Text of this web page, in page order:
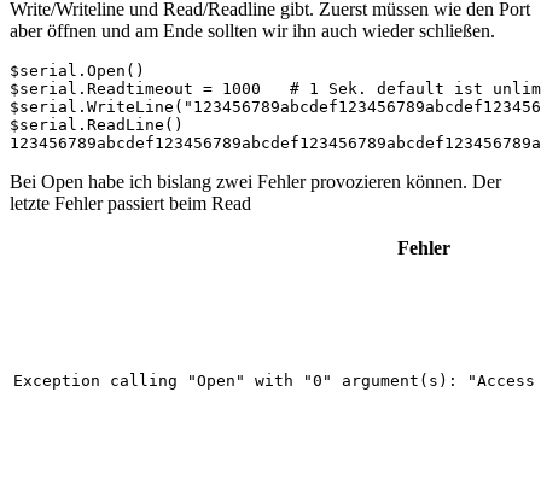
Write/Writeline und Read/Readline gibt. Zuerst müssen wie den Port
aber öffnen und am Ende sollten wir ihn auch wieder schließen.
$serial.Open()
$serial.Readtimeout = 1000   # 1 Sek. default ist
$serial.ReadLine()
Bei Open habe ich bislang zwei Fehler provozieren können. Der
letzte Fehler passiert beim Read
Fehler
Exception calling "Open" with "0" argument(s):